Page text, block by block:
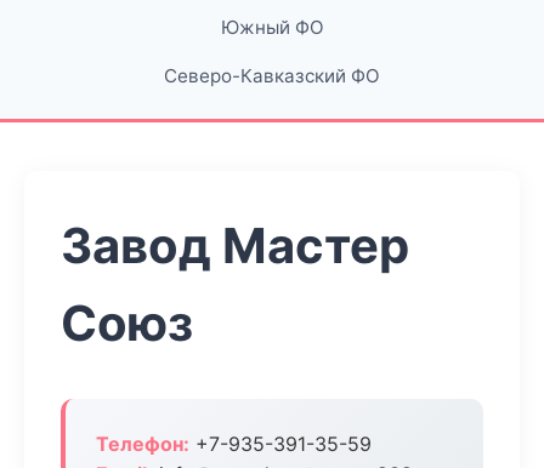
Южный ФО
Северо-Кавказский ФО
Завод Мастер
Союз
Телефон: +7-935-391-35-59